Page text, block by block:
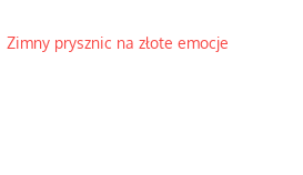
Zimny prysznic na złote emocje